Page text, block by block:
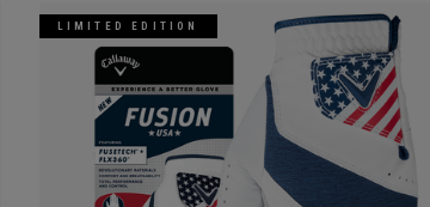
LIMITED EDITION